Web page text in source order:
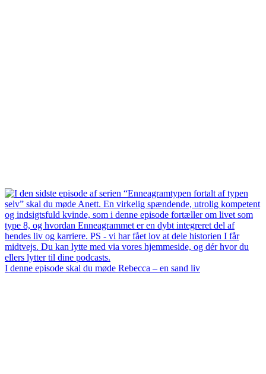
I denne episode skal du møde Rebecca – en sand liv